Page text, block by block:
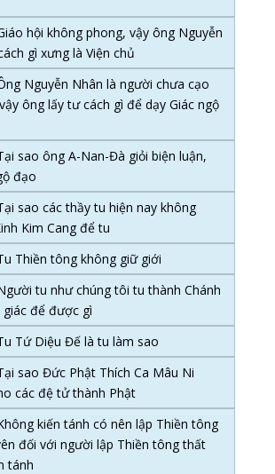
hội không phong, vậy ông Nguyễn
gì xưng là Viện chủ
Nguyễn Nhân là người chưa cạo
ông lấy tư cách gì để dạy Giác ngộ
sao ông A-Nan-Đà giỏi biện luận,
đạo
sao các thầy tu hiện nay không
Kim Cang để tu
Thiền tông không giữ giới
tu như chúng tôi tu thành Chánh
giác để được gì
Tứ Diệu Đế là tu làm sao
sao Đức Phật Thích Ca Mâu Ni
các đệ tử thành Phật
kiến tánh có nên lập Thiền tông
đối với người lập Thiền tông thất
tánh